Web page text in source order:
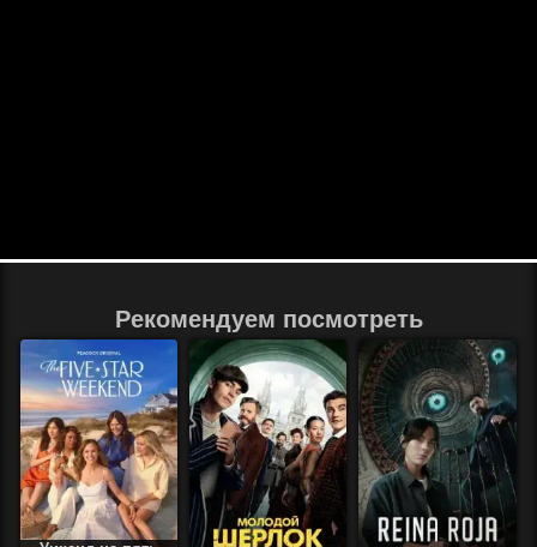
Рекомендуем посмотреть